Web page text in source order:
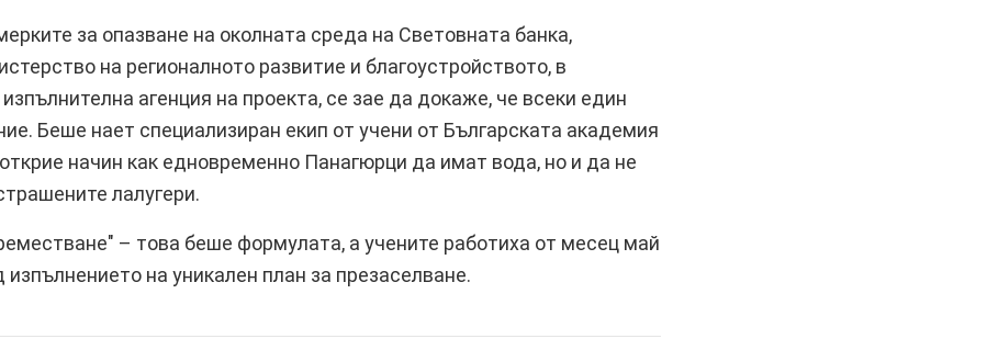
за опазване на околната среда на Световната банка,
на регионалното развитие и благоустройството, в
агенция на проекта, се зае да докаже, че всеки един
Беше нает специализиран екип от учени от Българската академия
начин как едновременно Панагюрци да имат вода, но и да не
лалугери.
– това беше формулата, а учените работиха от месец май
на уникален план за презаселване.